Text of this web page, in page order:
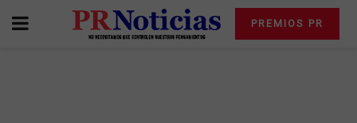
PREMIOS PR